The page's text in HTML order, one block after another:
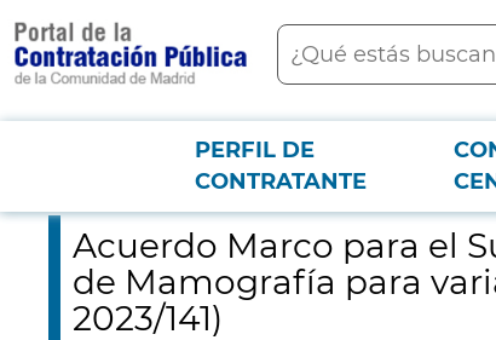
contenido
principal
Buscar
Menú PCON
PERFIL DE
CONTRATANTE
Acuerdo Marco para el Suministro respetuoso con el
Acuerdo Marco para el
de Mamografía para
2023/141)